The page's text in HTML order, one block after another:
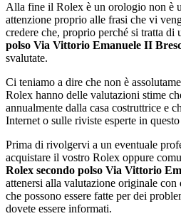
Alla fine il Rolex è un orologio non è
attenzione proprio alle frasi che vi
credere che, proprio perché si tratta di
polso Via Vittorio Emanuele II
svalutate.
Ci teniamo a dire che non è
Rolex hanno delle valutazioni stime
annualmente dalla casa costruttrice e
Internet o sulle riviste esperte in questo
Prima di rivolgervi a un eventuale
acquistare il vostro Rolex oppure
Rolex secondo polso Via Vittorio
attenersi alla valutazione originale
che possono essere fatte per dei
dovete essere informati.